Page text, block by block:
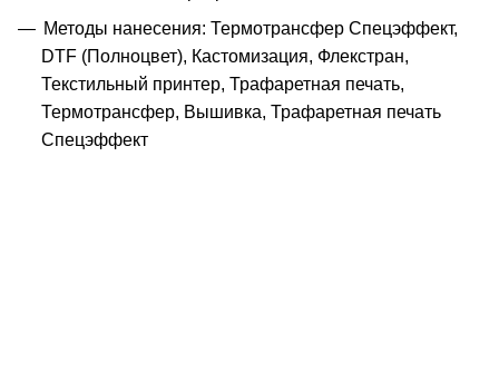
Методы нанесения: Термотрансфер Спецэффект,
DTF (Полноцвет), Кастомизация, Флекстран,
Текстильный принтер, Трафаретная печать,
Термотрансфер, Вышивка, Трафаретная печать
Спецэффект